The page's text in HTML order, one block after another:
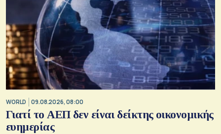
WORLD 09.08.2026, 08:00
Γιατί το ΑΕΠ δεν είναι δείκτης οικονομικής
ευημερίας